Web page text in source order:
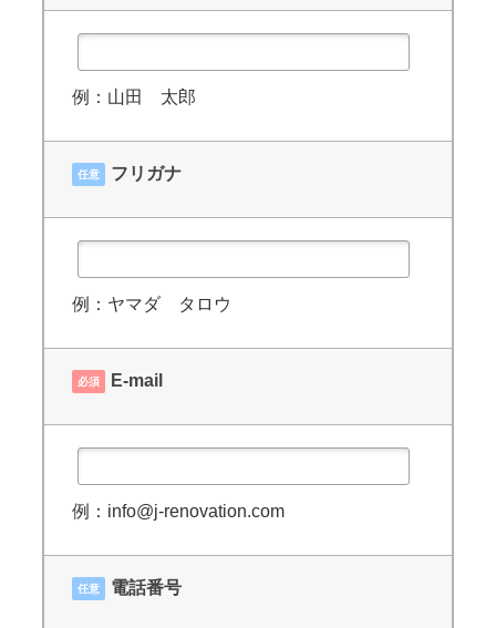
例：山田 太郎
任意 フリガナ
例：ヤマダ タロウ
必須 E-mail
例：info@j-renovation.com
任意 電話番号